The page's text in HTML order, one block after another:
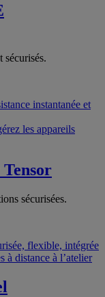
sécurisés.
instantanée et
les appareils
sécurisées.
flexible, intégrée
à distance à l’atelier